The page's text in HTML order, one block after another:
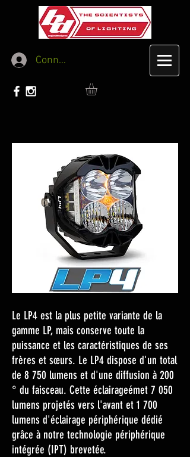
Connexion
Le LP4 est la plus petite variante de la
gamme LP, mais conserve toute la
puissance et les caractéristiques de ses
frères et sœurs. Le LP4 dispose d'un total
de 8 750 lumens et d'une diffusion à 200
° du faisceau. Cette éclairageémet 7 050
lumens projetés vers l'avant et 1 700
lumens d'éclairage périphérique dédié
grâce à notre technologie périphérique
intégrée (IPT) brevetée.